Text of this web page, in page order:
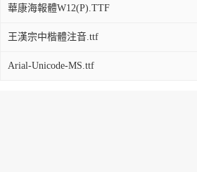
華康海報體W12(P).TTF
王漢宗中楷體注音.ttf
Arial-Unicode-MS.ttf